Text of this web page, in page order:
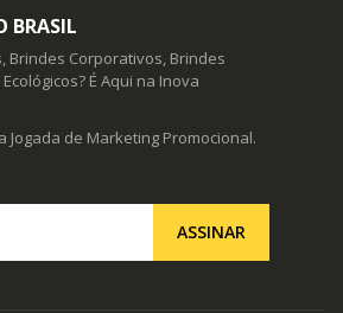
BRASIL
Brindes Corporativos, Brindes
É Aqui na Inova
Jogada de Marketing Promocional.
ASSINAR